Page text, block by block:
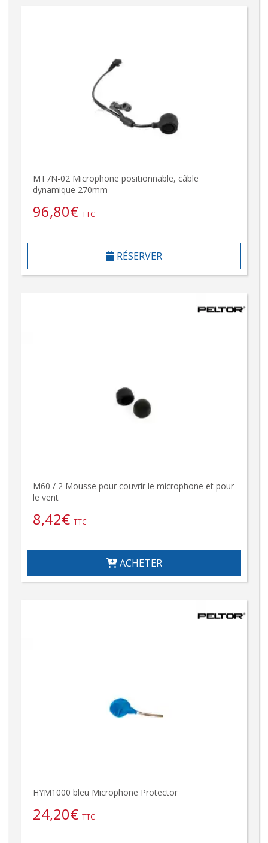
MT7N-02 Microphone positionnable, câble
dynamique 270mm
96,80€ TTC
RÉSERVER
M60 / 2 Mousse pour couvrir le microphone et pour
le vent
8,42€ TTC
ACHETER
HYM1000 bleu Microphone Protector
24,20€ TTC